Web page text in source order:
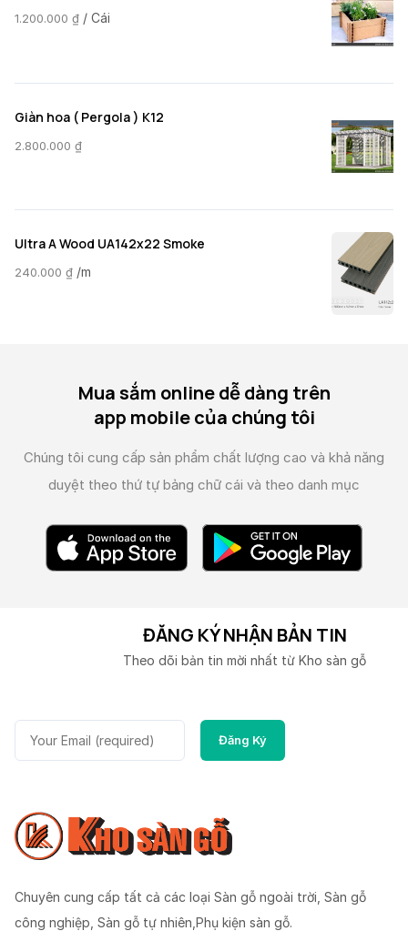
1.200.000 ₫ / Cái
Giàn hoa ( Pergola ) K12
2.800.000 ₫
Ultra A Wood UA142x22 Smoke
240.000 ₫ /m
Mua sắm online dễ dàng trên
app mobile của chúng tôi
Chúng tôi cung cấp sản phẩm chất lượng cao và khả năng
duyệt theo thứ tự bảng chữ cái và theo danh mục
ĐĂNG KÝ NHẬN BẢN TIN
Theo dõi bản tin mời nhất từ Kho sàn gỗ
Chuyên cung cấp tất cả các loại Sàn gỗ ngoài trời, Sàn gỗ
công nghiệp, Sàn gỗ tự nhiên,Phụ kiện sàn gỗ.